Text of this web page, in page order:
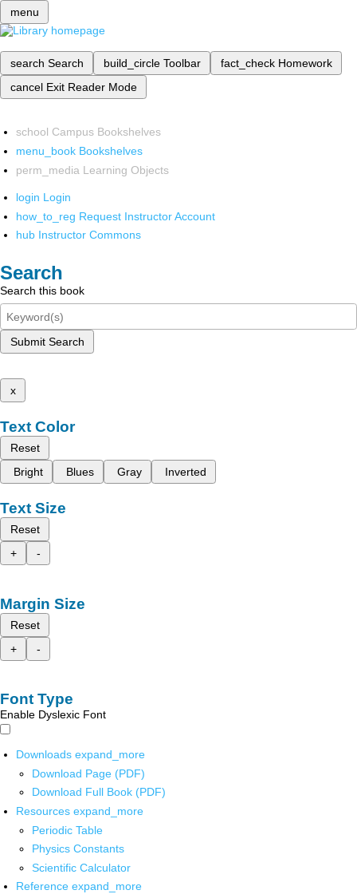
menu
search Search build_circle Toolbar fact_check Homework
cancel Exit Reader Mode
school Campus Bookshelves
menu_book Bookshelves
perm_media Learning Objects
login Login
how_to_reg Request Instructor Account
hub Instructor Commons
Search
Search this book
Submit Search
x
Text Color
Reset
Bright
Blues Gray Inverted
Text Size
Reset
+
-
Margin Size
Reset
+
-
Font Type
Enable Dyslexic Font
Downloads expand_more
Download Page (PDF)
Download Full Book (PDF)
Resources expand_more
Periodic Table
Physics Constants
Scientific Calculator
Reference expand_more